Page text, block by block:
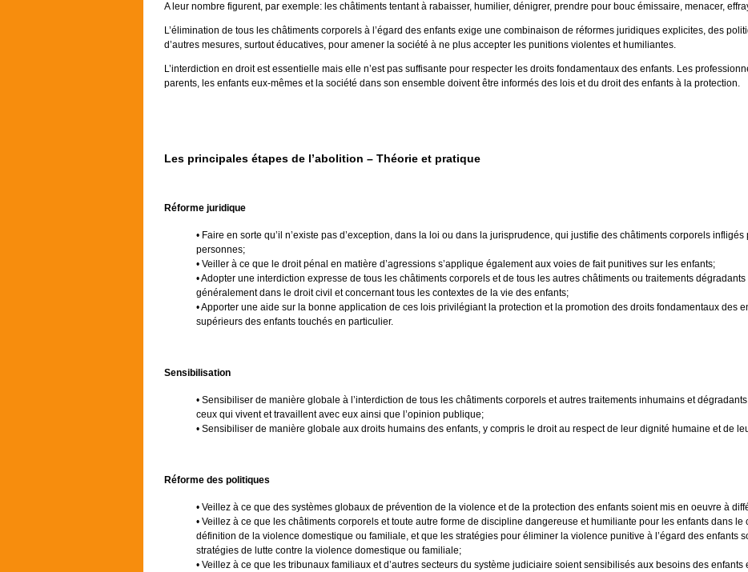
A leur nombre figurent, par exemple: les châtiments tentant à rabaisser, humilier, dénigrer, prendre pour bouc émissaire, menacer,
L’élimination de tous les châtiments corporels à l’égard des enfants exige une combinaison de réformes juridiques explicites, des
d’autres mesures, surtout éducatives, pour amener la société à ne plus accepter les punitions violentes et humiliantes.
L’interdiction en droit est essentielle mais elle n’est pas suffisante pour respecter les droits fondamentaux des enfants. Les
parents, les enfants eux-mêmes et la société dans son ensemble doivent être informés des lois et du droit des enfants à la protection.
Les principales étapes de l’abolition – Théorie et pratique
Réforme juridique
• Faire en sorte qu’il n’existe pas d’exception, dans la loi ou dans la jurisprudence, qui justifie des châtiments corporels infligés
personnes;
• Veiller à ce que le droit pénal en matière d’agressions s’applique également aux voies de fait punitives sur les enfants;
• Adopter une interdiction expresse de tous les châtiments corporels et de tous les autres châtiments ou traitements
généralement dans le droit civil et concernant tous les contextes de la vie des enfants;
• Apporter une aide sur la bonne application de ces lois privilégiant la protection et la promotion des droits fondamentaux des
supérieurs des enfants touchés en particulier.
Sensibilisation
• Sensibiliser de manière globale à l’interdiction de tous les châtiments corporels et autres traitements inhumains et
ceux qui vivent et travaillent avec eux ainsi que l’opinion publique;
• Sensibiliser de manière globale aux droits humains des enfants, y compris le droit au respect de leur dignité humaine et de
Réforme des politiques
• Veillez à ce que des systèmes globaux de prévention de la violence et de la protection des enfants soient mis en oeuvre à
• Veillez à ce que les châtiments corporels et toute autre forme de discipline dangereuse et humiliante pour les enfants dans
définition de la violence domestique ou familiale, et que les stratégies pour éliminer la violence punitive à l’égard des enfants
stratégies de lutte contre la violence domestique ou familiale;
• Veillez à ce que les tribunaux familiaux et d’autres secteurs du système judiciaire soient sensibilisés aux besoins des enfants